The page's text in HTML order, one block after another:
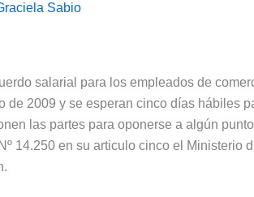
Sabio
salarial para los empleados de
de 2009 y se esperan cinco días hábiles
las partes para oponerse a algún
14.250 en su articulo cinco el Ministerio